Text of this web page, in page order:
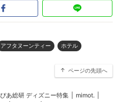
アフタヌーンティー ホテル
ページの先頭へ
あ総研 ディズニー特集 mimot.